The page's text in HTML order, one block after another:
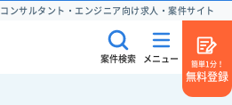
ンサルタント・エンジニア向け求人・案件サイト
案件検索 メニュー
簡単1分！
無料登録